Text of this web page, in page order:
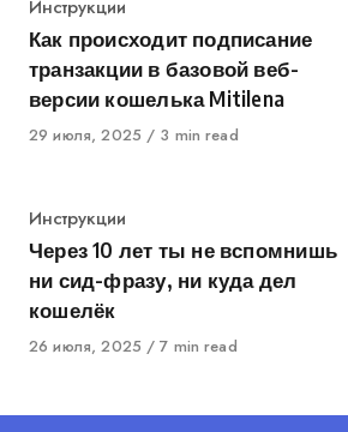
Category
Инструкции
Как происходит подписание
транзакции в базовой веб-
версии кошелька Mitilena
Published
29 июля, 2025 3 min read
Category
Инструкции
Через 10 лет ты не вспомнишь
ни сид-фразу, ни куда дел
кошелёк
Published
26 июля, 2025 7 min read